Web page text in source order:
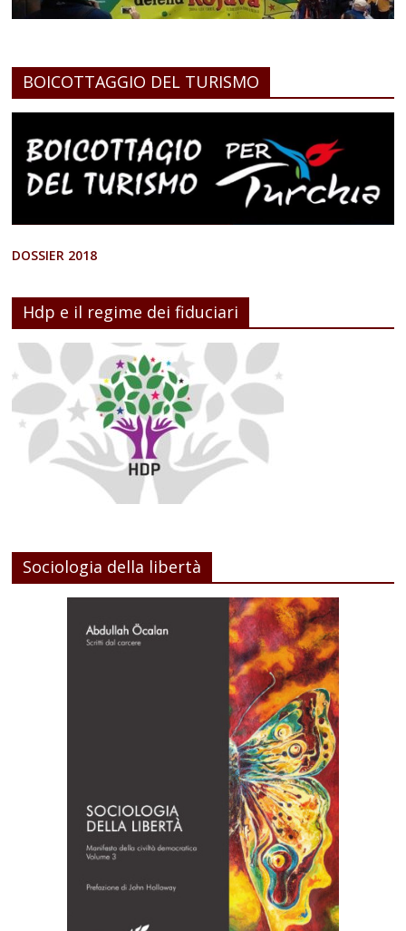
BOICOTTAGGIO DEL TURISMO
DOSSIER 2018
Hdp e il regime dei fiduciari
Sociologia della libertà